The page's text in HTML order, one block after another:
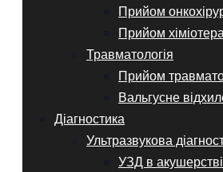
Прийом
Прийом
Травматологія
Прийом
Вальгусне
Діагностика
Ультразвукова
УЗД в акушерстві